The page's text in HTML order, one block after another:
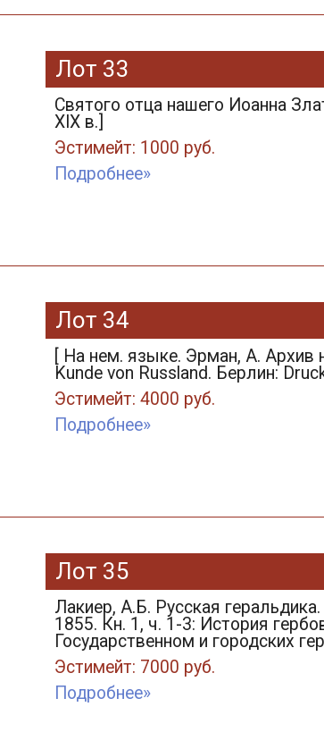
Лот 33
Святого отца нашего Иоанна
XIX в.]
Эстимейт: 1000 руб.
Подробнее»
Лот 34
[ На нем. языке. Эрман, А. Архив
Kunde von Russland. Берлин:
Эстимейт: 4000 руб.
Подробнее»
Лот 35
Лакиер, А.Б. Русская
1855. Кн. 1, ч. 1-3: История
Государственном и городских
Эстимейт: 7000 руб.
Подробнее»